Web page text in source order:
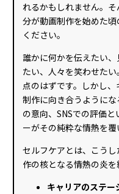
れるかもしれません。
分が動画制作を始めた
ください。
誰かに何かを伝えたい
たい、人々を笑わせた
点のはずです。しかし
制作に向き合うように
の意向、SNSでの評価
ーがその純粋な情熱を覆
セルフケアとは、こう
作の核となる情熱の炎を
キャリアのステー